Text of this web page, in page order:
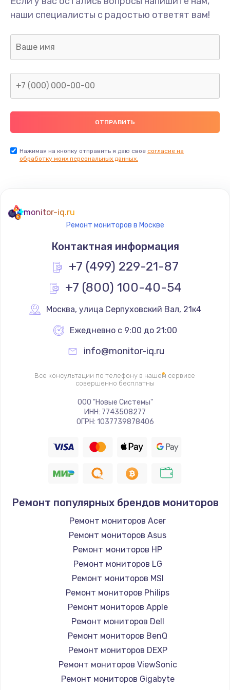
Ремонт предварительных цепей усиления (для
активных сабвуферов)
Ремонт после залития
Заказать
1400 руб.
Простой ремонт основной платы
2400 руб.
Заказать
Восстановление после попадания влаги
2800 руб.
Заказать
Ремонт низкочастотных выходов ТВ-приставки
1900 руб.
Заказать
1900 руб.
1400 руб.
Заказать
Восстановление после падения
Заказать
Пайка и ремонт платы брелка
Заказать
Программирование АТС
наши специалисты с радостью ответят вам!
Нажимая на кнопку отправить я даю свое согласие на
обработку моих персональных данных.
monitor-iq.ru
Ремонт мониторов в Москве
Контактная информация
+7 (499) 229-21-87
+7 (800) 100-40-54
Москва, улица Серпуховский Вал, 21к4
Ежедневно с 9:00 до 21:00
info@monitor-iq.ru
Все консультации по телефону в нашем сервисе
совершенно бесплатны
ООО "Новые Системы"
ИНН: 7743508277
ОГРН: 1037739878406
Ремонт популярных брендов мониторов
Ремонт мониторов Acer
Ремонт мониторов Asus
Ремонт мониторов HP
Ремонт мониторов LG
Ремонт мониторов MSI
Ремонт мониторов Philips
Ремонт мониторов Apple
Ремонт мониторов Dell
Ремонт мониторов BenQ
Ремонт мониторов DEXP
Ремонт мониторов ViewSonic
Ремонт мониторов Gigabyte